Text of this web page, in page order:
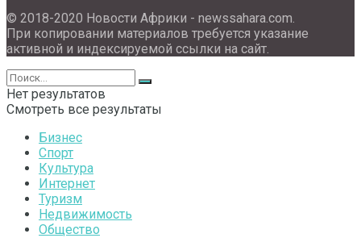
© 2018-2020 Новости Африки - newssahara.com.
При копировании материалов требуется указание
активной и индексируемой ссылки на сайт.
Нет результатов
Смотреть все результаты
Бизнес
Спорт
Культура
Интернет
Туризм
Недвижимость
Общество